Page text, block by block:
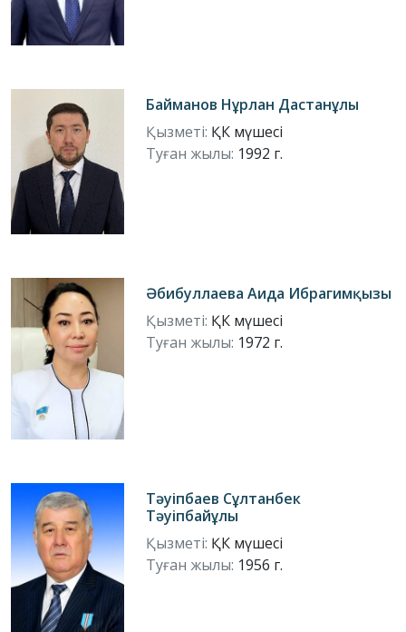
Байманов Нұрлан Дастанұлы
Қызметі: ҚК мүшесі
Туған жылы: 1992 г.
Әбибуллаева Аида Ибрагимқызы
Қызметі: ҚК мүшесі
Туған жылы: 1972 г.
Тәуіпбаев Сұлтанбек
Тәуіпбайұлы
Қызметі: ҚК мүшесі
Туған жылы: 1956 г.